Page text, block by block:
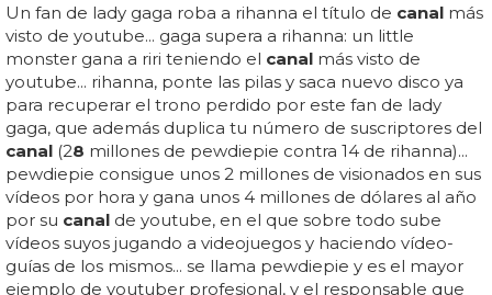
Un fan de lady gaga roba a rihanna el título de canal más
visto de youtube... gaga supera a rihanna: un little
monster gana a riri teniendo el canal más visto de
youtube... rihanna, ponte las pilas y saca nuevo disco ya
para recuperar el trono perdido por este fan de lady
gaga, que además duplica tu número de suscriptores del
canal (28 millones de pewdiepie contra 14 de rihanna)...
pewdiepie consigue unos 2 millones de visionados en sus
vídeos por hora y gana unos 4 millones de dólares al año
por su canal de youtube, en el que sobre todo sube
vídeos suyos jugando a videojuegos y haciendo vídeo-
guías de los mismos... se llama pewdiepie y es el mayor
ejemplo de youtuber profesional, y el responsable que